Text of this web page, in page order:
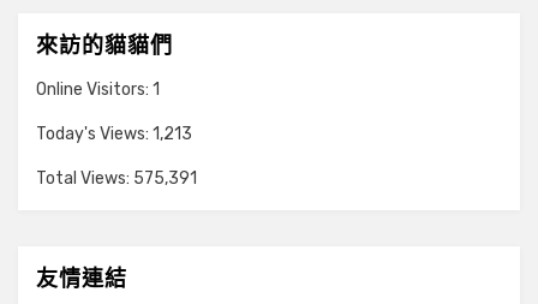
來訪的貓貓們
Online Visitors: 1
Today's Views: 1,213
Total Views: 575,391
友情連結